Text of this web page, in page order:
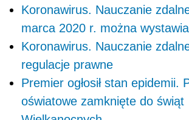
Koronawirus. Nauczanie
marca 2020 r. można
Koronawirus. Nauczanie
regulacje prawne
Premier ogłosił stan epidemii.
oświatowe zamknięte do świąt